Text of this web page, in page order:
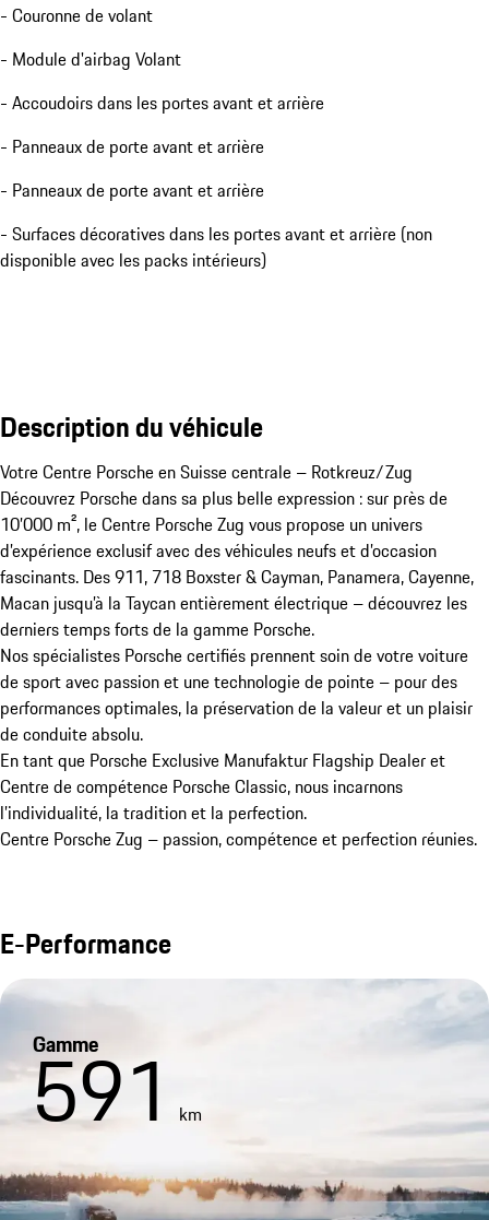
- Couronne de volant
- Module d'airbag Volant
- Accoudoirs dans les portes avant et arrière
- Panneaux de porte avant et arrière
- Panneaux de porte avant et arrière
- Surfaces décoratives dans les portes avant et arrière (non
disponible avec les packs intérieurs)
Description du véhicule
Votre Centre Porsche en Suisse centrale – Rotkreuz/Zug
Découvrez Porsche dans sa plus belle expression : sur près de
10’000 m², le Centre Porsche Zug vous propose un univers
d’expérience exclusif avec des véhicules neufs et d’occasion
fascinants. Des 911, 718 Boxster & Cayman, Panamera, Cayenne,
Macan jusqu’à la Taycan entièrement électrique – découvrez les
derniers temps forts de la gamme Porsche.
Nos spécialistes Porsche certifiés prennent soin de votre voiture
de sport avec passion et une technologie de pointe – pour des
performances optimales, la préservation de la valeur et un plaisir
de conduite absolu.
En tant que Porsche Exclusive Manufaktur Flagship Dealer et
Centre de compétence Porsche Classic, nous incarnons
l’individualité, la tradition et la perfection.
Centre Porsche Zug – passion, compétence et perfection réunies.
E-Performance
Gamme
591 km